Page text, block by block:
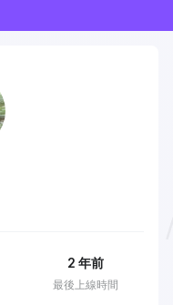
最後上線時間
2 年前